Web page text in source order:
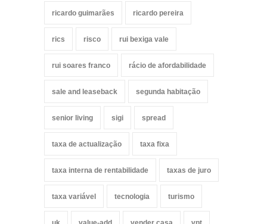
ricardo guimarães ricardo pereira
rics risco rui bexiga vale
rui soares franco rácio de afordabilidade
sale and leaseback segunda habitação
senior living sigi spread
taxa de actualização taxa fixa
taxa interna de rentabilidade taxas de juro
taxa variável tecnologia turismo